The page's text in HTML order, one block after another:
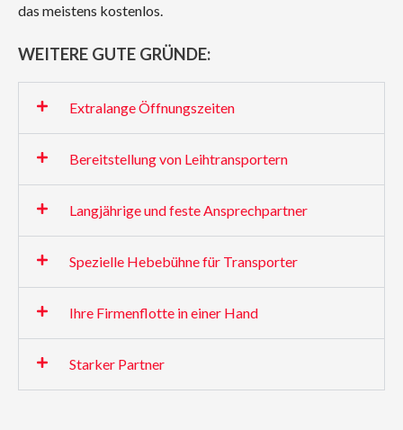
das meistens kostenlos.
WEITERE GUTE GRÜNDE:
Extralange Öffnungszeiten
Bereitstellung von Leihtransportern
Langjährige und feste Ansprechpartner
Spezielle Hebebühne für Transporter
Ihre Firmenflotte in einer Hand
Starker Partner